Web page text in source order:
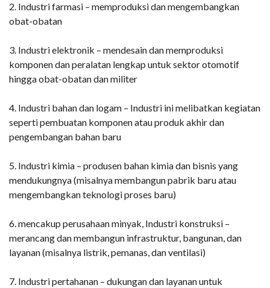
2. Industri farmasi – memproduksi dan mengembangkan
obat-obatan
3. Industri elektronik – mendesain dan memproduksi
komponen dan peralatan lengkap untuk sektor otomotif
hingga obat-obatan dan militer
4. Industri bahan dan logam – Industri ini melibatkan kegiatan
seperti pembuatan komponen atau produk akhir dan
pengembangan bahan baru
5. Industri kimia – produsen bahan kimia dan bisnis yang
mendukungnya (misalnya membangun pabrik baru atau
mengembangkan teknologi proses baru)
6. mencakup perusahaan minyak, Industri konstruksi –
merancang dan membangun infrastruktur, bangunan, dan
layanan (misalnya listrik, pemanas, dan ventilasi)
7. Industri pertahanan – dukungan dan layanan untuk